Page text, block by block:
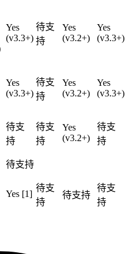
Yes
(v3.3+)
待支
持
Yes
(v3.2+)
Yes
(v3.3+)
Yes
(v3.3+)
待支
持
Yes
(v3.2+)
Yes
(v3.3+)
待支
持
待支
持
Yes
(v3.2+)
待支
持
待支持
Yes [1]
待支
持
待支持
待支
持